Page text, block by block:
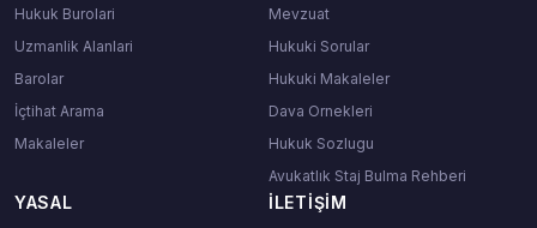
Hukuk Burolari
Uzmanlik Alanlari
Barolar
İçtihat Arama
Makaleler
Mevzuat
Hukuki Sorular
Hukuki Makaleler
Dava Ornekleri
Hukuk Sozlugu
Avukatlık Staj Bulma Rehberi
YASAL İLETIŞIM